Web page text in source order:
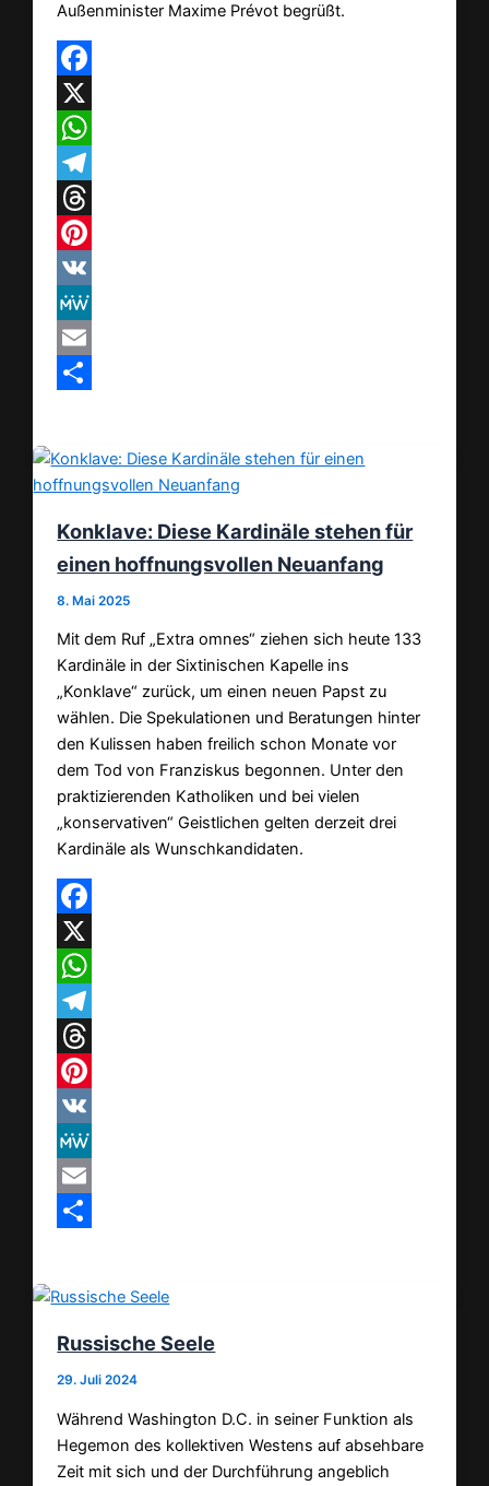
Außenminister Maxime Prévot begrüßt.
Facebook
X
WhatsApp
Telegram
Threads
Pinterest
VK
MeWe
Email
Konklave: Diese Kardinäle stehen für
einen hoffnungsvollen Neuanfang
8. Mai 2025
Mit dem Ruf „Extra omnes“ ziehen sich heute 133
Kardinäle in der Sixtinischen Kapelle ins
„Konklave“ zurück, um einen neuen Papst zu
wählen. Die Spekulationen und Beratungen hinter
den Kulissen haben freilich schon Monate vor
dem Tod von Franziskus begonnen. Unter den
praktizierenden Katholiken und bei vielen
„konservativen“ Geistlichen gelten derzeit drei
Kardinäle als Wunschkandidaten.
Facebook
X
WhatsApp
Telegram
Threads
Pinterest
VK
MeWe
Email
Russische Seele
29. Juli 2024
Während Washington D.C. in seiner Funktion als
Hegemon des kollektiven Westens auf absehbare
Zeit mit sich und der Durchführung angeblich